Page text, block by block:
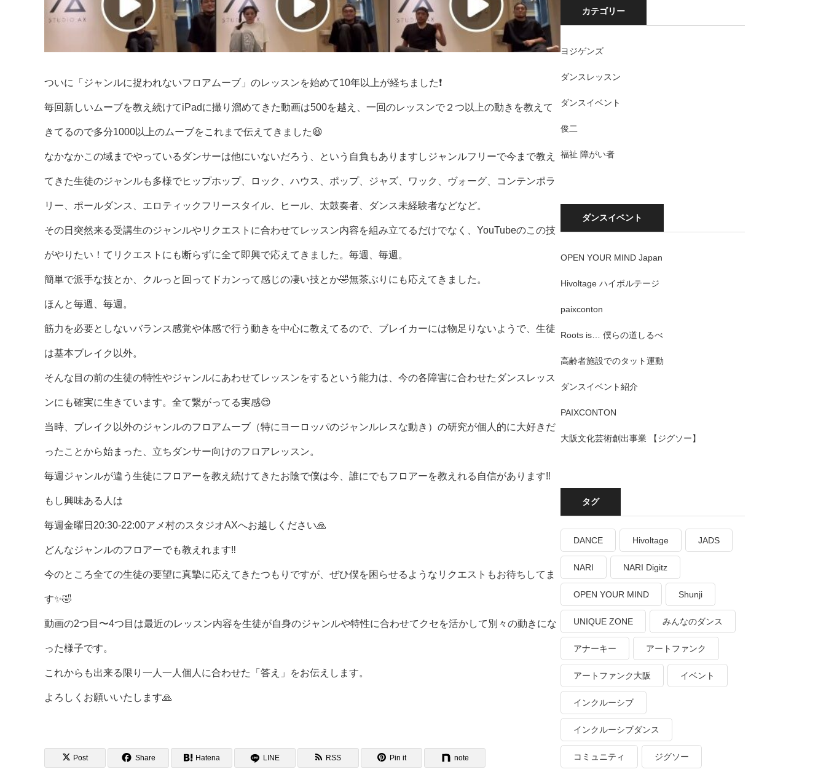
ついに「ジャンルに捉われないフロアムーブ」のレッスンを始めて10年以上が経ちました❗️
毎回新しいムーブを教え続けてiPadに撮り溜めてきた動画は500を越え、一回のレッスンで２つ以上の動きを教えて
きてるので多分1000以上のムーブをこれまで伝えてきました😆
なかなかこの域までやっているダンサーは他にいないだろう、という自負もありますしジャンルフリーで今まで教え
てきた生徒のジャンルも多様でヒップホップ、ロック、ハウス、ポップ、ジャズ、ワック、ヴォーグ、コンテンポラ
リー、ポールダンス、エロティックフリースタイル、ヒール、太鼓奏者、ダンス未経験者などなど。
その日突然来る受講生のジャンルやリクエストに合わせてレッスン内容を組み立てるだけでなく、YouTubeのこの技
がやりたい！てリクエストにも断らずに全て即興で応えてきました。毎週、毎週。
簡単で派手な技とか、クルっと回ってドカンって感じの凄い技とか🤣無茶ぶりにも応えてきました。
ほんと毎週、毎週。
筋力を必要としないバランス感覚や体感で行う動きを中心に教えてるので、ブレイカーには物足りないようで、生徒
は基本ブレイク以外。
そんな目の前の生徒の特性やジャンルにあわせてレッスンをするという能力は、今の各障害に合わせたダンスレッス
ンにも確実に生きています。全て繋がってる実感😌
当時、ブレイク以外のジャンルのフロアムーブ（特にヨーロッパのジャンルレスな動き）の研究が個人的に大好きだ
ったことから始まった、立ちダンサー向けのフロアレッスン。
毎週ジャンルが違う生徒にフロアーを教え続けてきたお陰で僕は今、誰にでもフロアーを教えれる自信があります‼️
もし興味ある人は
毎週金曜日20:30-22:00アメ村のスタジオAXへお越しください🙏
どんなジャンルのフロアーでも教えれます‼️
今のところ全ての生徒の要望に真摯に応えてきたつもりですが、ぜひ僕を困らせるようなリクエストもお待ちしてま
す✨🤣
動画の2つ目〜4つ目は最近のレッスン内容を生徒が自身のジャンルや特性に合わせてクセを活かして別々の動きにな
った様子です。
これからも出来る限り一人一人個人に合わせた「答え」をお伝えします。
よろしくお願いいたします🙏
Post Share Hatena LINE RSS Pin it note
カテゴリー
ヨジゲンズ
ダンスレッスン
ダンスイベント
俊二
福祉 障がい者
ダンスイベント
OPEN YOUR MIND Japan
Hivoltage ハイボルテージ
paixconton
Roots is… 僕らの道しるべ
高齢者施設でのタット運動
ダンスイベント紹介
PAIXCONTON
大阪文化芸術創出事業 【ジグソー】
タグ
DANCE Hivoltage JADS
NARI NARI Digitz
OPEN YOUR MIND Shunji
UNIQUE ZONE みんなのダンス
アナーキー アートファンク
アートファンク大阪 イベント
インクルーシブ
インクルーシブダンス
コミュニティ ジグソー